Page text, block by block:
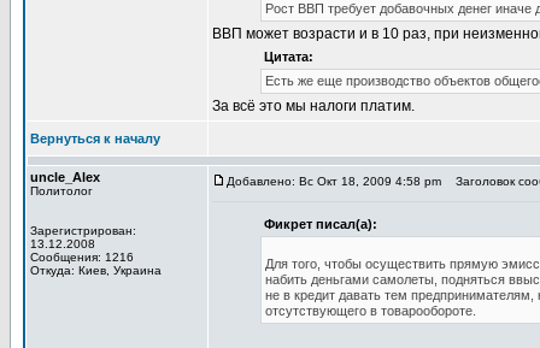
Рост ВВП требует добавочных денег иначе
ВВП может возрасти и в 10 раз, при
Цитата:
Есть же еще производство объектов
За всё это мы налоги платим.
Вернуться к началу
uncle_Alex
Политолог
Зарегистрирован:
13.12.2008
Сообщения: 1216
Откуда: Киев, Украина
Добавлено: Вс Окт 18, 2009 4:58 pm Заголовок
Фикрет писал(а):
Для того, чтобы осуществить прямую
набить деньгами самолеты, подняться
не в кредит давать тем
отсутствующего в товарообороте.